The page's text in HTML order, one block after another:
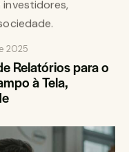
2025
Relatórios para o
à Tela,